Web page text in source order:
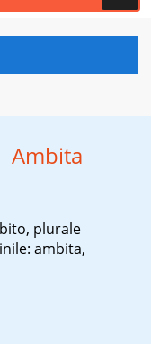
Ambita
plurale
ambita,